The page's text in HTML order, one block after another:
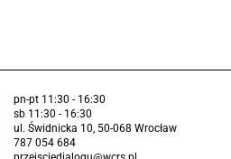
pn-pt 11:30 - 16:30
sb 11:30 - 16:30
ul. Świdnicka 10, 50-068 Wrocław
787 054 684